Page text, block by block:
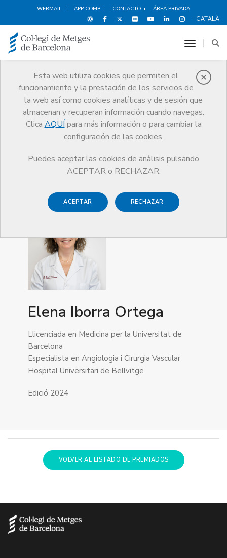
WEBMAIL APP COMB CONTACTO ÁREA PRIVADA
CATALÀ
Esta web utiliza cookies que permiten el
funcionamiento y la prestación de los servicios de
la web así como cookies analíticas y de sesión que
almacenan y recuperan información cuando navegas.
Clica AQUÍ para más información o para cambiar la
configuración de las cookies.
Puedes aceptar las cookies de anàlisis pulsando
ACEPTAR o RECHAZAR.
ACEPTAR RECHAZAR
toggle
Premios
El CoMB Guardonat Edició 2024
Guardonat Edició 2024
Elena Iborra Ortega
Llicenciada en Medicina per la Universitat de
Barcelona
Especialista en Angiologia i Cirurgia Vascular
Hospital Universitari de Bellvitge
Edició 2024
VOLVER AL LISTADO DE PREMIADOS